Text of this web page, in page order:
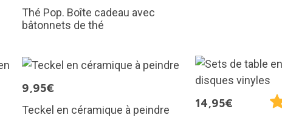
Thé Pop. Boîte cadeau avec
bâtonnets de thé
9,95€
Teckel en céramique à peindre
14,95€